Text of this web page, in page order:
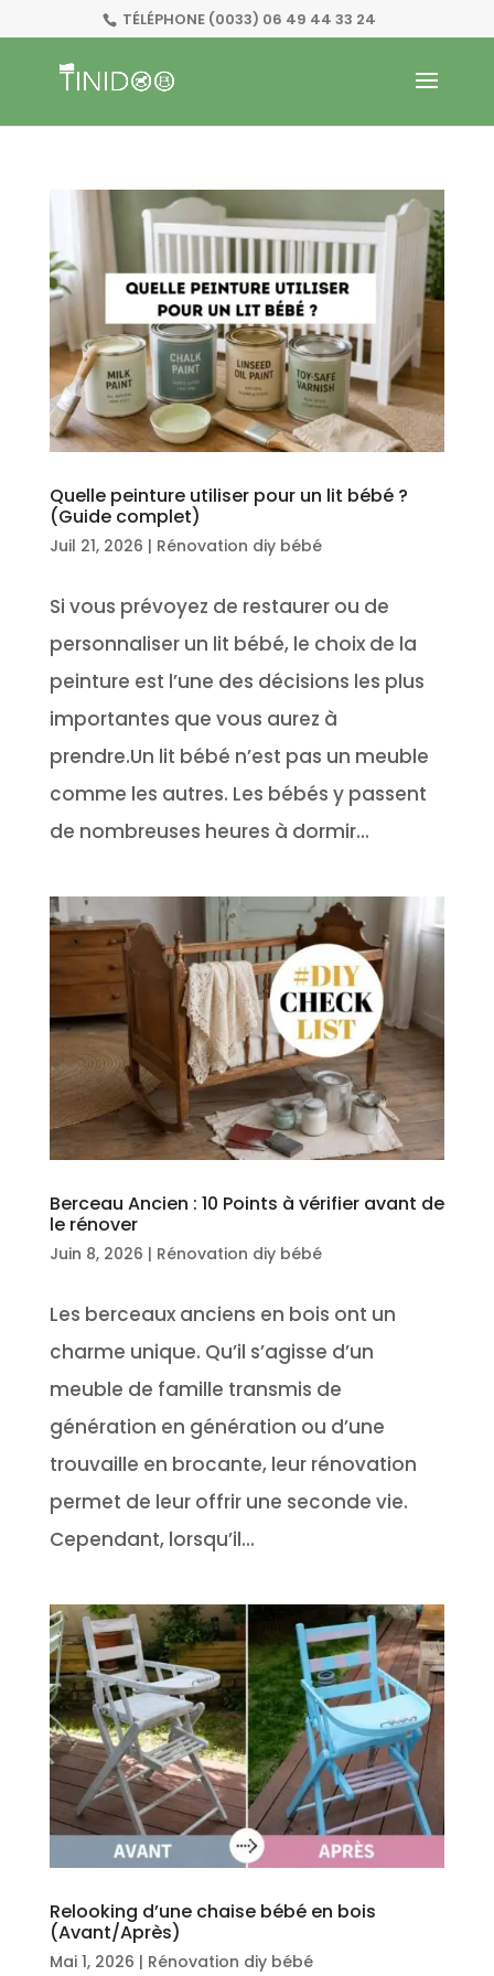
TÉLÉPHONE (0033) 06 49 44 33 24
Quelle peinture utiliser pour un lit bébé ?
(Guide complet)
Juil 21, 2026 | Rénovation diy bébé
Si vous prévoyez de restaurer ou de
personnaliser un lit bébé, le choix de la
peinture est l’une des décisions les plus
importantes que vous aurez à
prendre.Un lit bébé n’est pas un meuble
comme les autres. Les bébés y passent
de nombreuses heures à dormir...
Berceau Ancien : 10 Points à vérifier avant de
le rénover
Juin 8, 2026 | Rénovation diy bébé
Les berceaux anciens en bois ont un
charme unique. Qu’il s’agisse d’un
meuble de famille transmis de
génération en génération ou d’une
trouvaille en brocante, leur rénovation
permet de leur offrir une seconde vie.
Cependant, lorsqu’il...
Relooking d’une chaise bébé en bois
(Avant/Après)
Mai 1, 2026 | Rénovation diy bébé